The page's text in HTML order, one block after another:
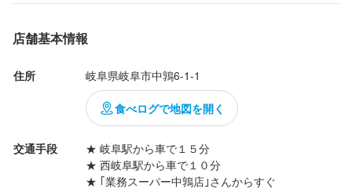
・ミチョ（ザクロ）
・ヤックァアイスクリン
★一緒に撮ったものメイン
・サムギョプサルランチ/1,780円
アンパンマンランチ（小学生以下）/680円
店舗基本情報
住所 岐阜県岐阜市中鶉6-1-1
食べログで地図を開く
交通手段
★ 岐阜駅から車で１５分
★ 西岐阜駅から車で１０分
★ ｢業務スーパー中鶉店｣さんからすぐ